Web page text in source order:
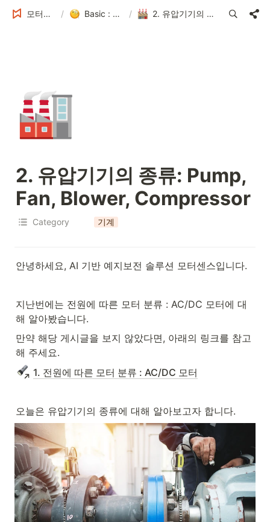
모터센스 Tech Blog / Basic : 진동, 고장 예측의 실마리 / 2. 유압기기의 종류: Pump, Fan, Blower, Compressor
🏭
2. 유압기기의 종류: Pump,
Fan, Blower, Compressor
Category 기계
안녕하세요, AI 기반 예지보전 솔루션 모터센스입니다.
지난번에는 전원에 따른 모터 분류 : AC/DC 모터에 대
해 알아봤습니다.
만약 해당 게시글을 보지 않았다면, 아래의 링크를 참고
해 주세요.
1. 전원에 따른 모터 분류 : AC/DC 모터
오늘은 유압기기의 종류에 대해 알아보고자 합니다.